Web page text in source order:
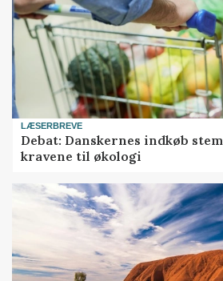
LÆSERBREVE
Debat: Danskernes indkøb
kravene til økologi